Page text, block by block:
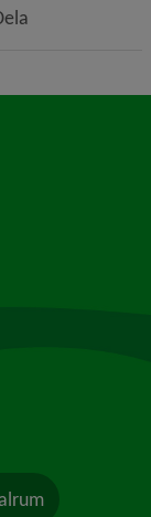
öppnas i nytt